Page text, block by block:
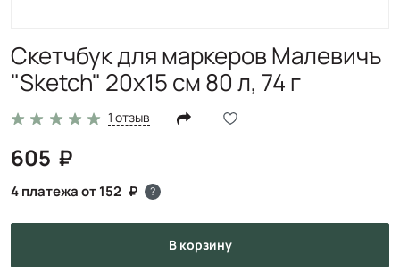
Скетчбук для маркеров Малевичъ
"Sketch" 20х15 см 80 л, 74 г
1 отзыв
605
4 платежа от 152 ?
в корзину